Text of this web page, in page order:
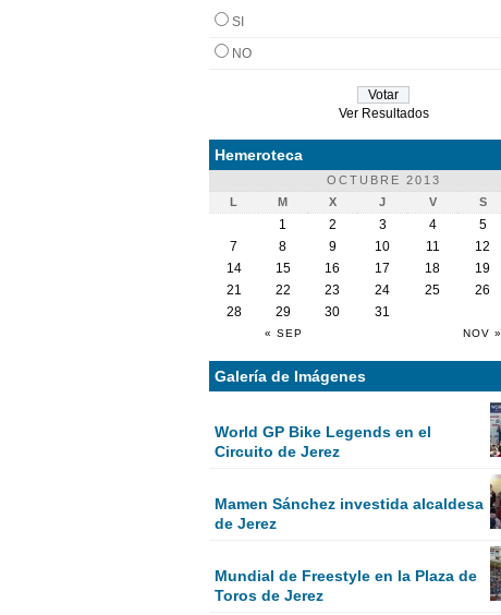
SI
NO
Ver Resultados
Hemeroteca
OCTUBRE 2013
L
M X J V S
« SEP NOV »
1 2 3 4 5
7
8 9 10 11 12
14
15 16 17 18 19
21
22 23 24 25 26
28
29 30 31
Galería de Imágenes
World GP Bike Legends en el
Circuito de Jerez
Mamen Sánchez investida alcaldesa
de Jerez
Mundial de Freestyle en la Plaza de
Toros de Jerez